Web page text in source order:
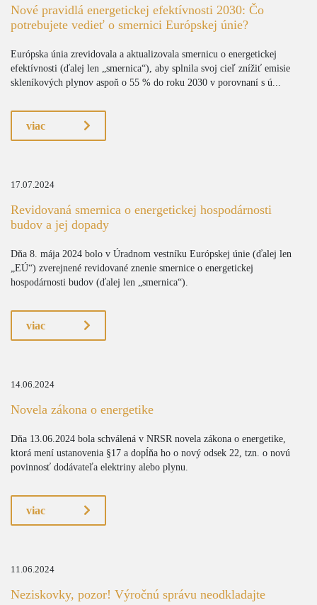
Nové pravidlá energetickej efektívnosti 2030: Čo
potrebujete vedieť o smernici Európskej únie?
Európska únia zrevidovala a aktualizovala smernicu o energetickej
efektívnosti (ďalej len „smernica“), aby splnila svoj cieľ znížiť emisie
skleníkových plynov aspoň o 55 % do roku 2030 v porovnaní s ú...
viac
17.07.2024
Revidovaná smernica o energetickej hospodárnosti
budov a jej dopady
Dňa 8. mája 2024 bolo v Úradnom vestníku Európskej únie (ďalej len
„EÚ“) zverejnené revidované znenie smernice o energetickej
hospodárnosti budov (ďalej len „smernica“).
viac
14.06.2024
Novela zákona o energetike
Dňa 13.06.2024 bola schválená v NRSR novela zákona o energetike,
ktorá mení ustanovenia §17 a dopĺňa ho o nový odsek 22, tzn. o novú
povinnosť dodávateľa elektriny alebo plynu.
viac
11.06.2024
Neziskovky, pozor! Výročnú správu neodkladajte